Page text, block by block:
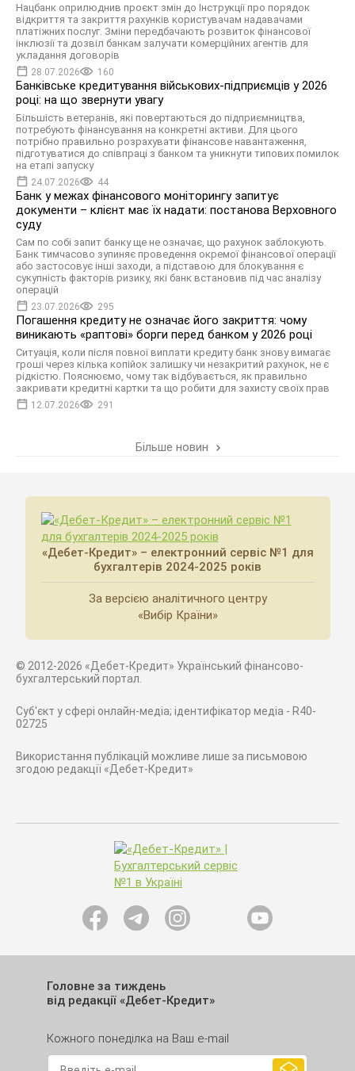
Нацбанк оприлюднив проєкт змін до Інструкції про порядок
відкриття та закриття рахунків користувачам надавачами
платіжних послуг. Зміни передбачають розвиток фінансової
інклюзії та дозвіл банкам залучати комерційних агентів для
укладання договорів
28.07.2026 160
Банківське кредитування військових-підприємців у 2026
році: на що звернути увагу
Більшість ветеранів, які повертаються до підприємництва,
потребують фінансування на конкретні активи. Для цього
потрібно правильно розрахувати фінансове навантаження,
підготуватися до співпраці з банком та уникнути типових помилок
на етапі запуску
24.07.2026 44
Банк у межах фінансового моніторингу запитує
документи – клієнт має їх надати: постанова Верховного
суду
Сам по собі запит банку ще не означає, що рахунок заблокують.
Банк тимчасово зупиняє проведення окремої фінансової операції
або застосовує інші заходи, а підставою для блокування є
сукупність факторів ризику, які банк встановив під час аналізу
операцій
23.07.2026 295
Погашення кредиту не означає його закриття: чому
виникають «раптові» борги перед банком у 2026 році
Ситуація, коли після повної виплати кредиту банк знову вимагає
гроші через кілька копійок залишку чи незакритий рахунок, не є
рідкістю. Пояснюємо, чому так відбувається, як правильно
закривати кредитні картки та що робити для захисту своїх прав
12.07.2026 291
Більше новин
«Дебет-Кредит» – електронний сервіс №1 для
бухгалтерів 2024-2025 років
За версією аналітичного центру
«Вибір Країни»
© 2012-2026 «Дебет-Кредит» Український фінансово-
бухгалтерський портал.
Суб'єкт у сфері онлайн-медіа; ідентифікатор медіа - R40-
02725
Використання публікацій можливе лише за письмовою
згодою редакції «Дебет-Кредит»
Головне за тиждень
від редакції «Дебет-Кредит»
Кожного понеділка на Ваш e-mail